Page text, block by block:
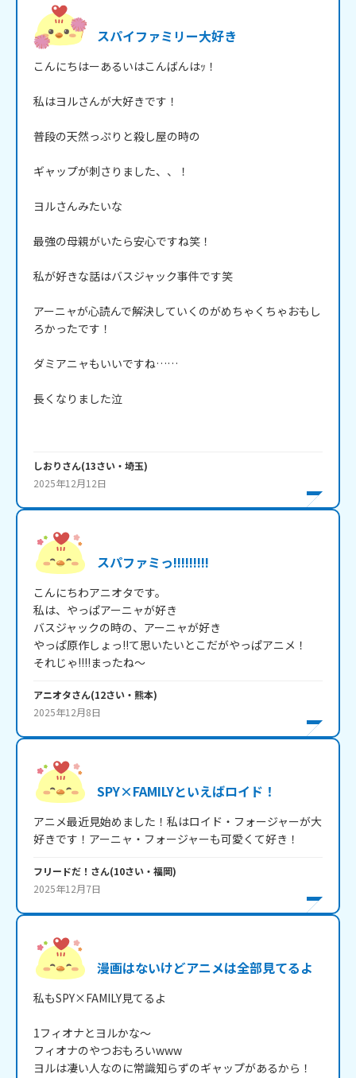
スパイファミリー大好き
こんにちはーあるいはこんばんはｯ！
私はヨルさんが大好きです！
普段の天然っぷりと殺し屋の時の
ギャップが刺さりました、、！
ヨルさんみたいな
最強の母親がいたら安心ですね笑！
私が好きな話はバスジャック事件です笑
アーニャが心読んで解決していくのがめちゃくちゃおもし
ろかったです！
ダミアニャもいいですね……‪
長くなりました泣
しおりさん(13さい・ 埼玉)
2025年12月12日
スパファミっ!!!!!!!!!
こんにちわアニオタです。
私は、やっぱアーニャが好き
バスジャックの時の、アーニャが好き
やっぱ原作しょっ!!て思いたいとこだがやっぱアニメ！
それじゃ!!!!まったね～
アニオタさん(12さい・ 熊本)
2025年12月8日
SPY×FAMILYといえばロイド！
アニメ最近見始めました！私はロイド・フォージャーが大
好きです！アーニャ・フォージャーも可愛くて好き！
フリードだ！ さん(10さい・ 福岡)
2025年12月7日
漫画はないけどアニメは全部見てるよ
私もSPY×FAMILY見てるよ
1フィオナとヨルかな～
フィオナのやつおもろいwww
ヨルは凄い人なのに常識知らずのギャップがあるから！